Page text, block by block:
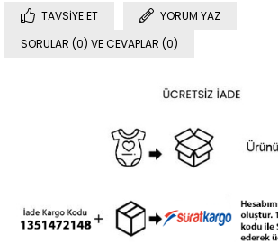
TAVSIYE ET
YORUM YAZ
SORULAR (0) VE CEVAPLAR (0)